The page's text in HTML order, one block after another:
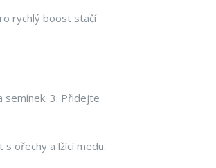
rychlý boost stačí
semínek. 3. Přidejte
ořechy a lžící medu.